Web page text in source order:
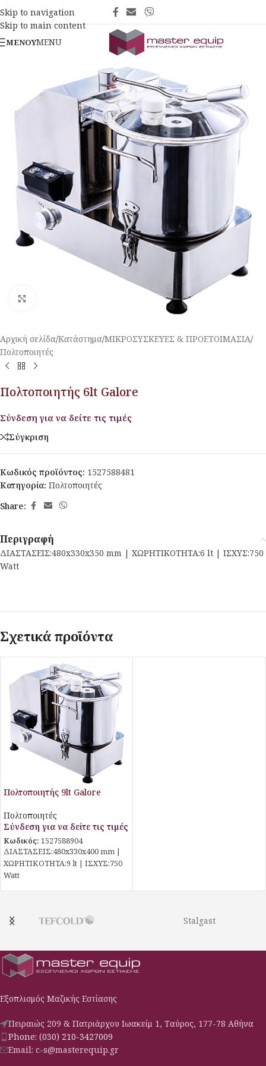
Skip to navigation
Skip to main content
ΜΕΝΟΎMENU
Αρχική σελίδα/Κατάστημα/ΜΙΚΡΟΣΥΣΚΕΥΕΣ & ΠΡΟΕΤΟΙΜΑΣΙΑ/
Πολτοποιητές
Πολτοποιητής 6lt Galore
Σύνδεση για να δείτε τις τιμές
Σύγκριση
Κωδικός προϊόντος: 1527588481
Κατηγορία: Πολτοποιητές
Share:
Περιγραφή
ΔΙΑΣΤΑΣΕΙΣ:480x330x350 mm | ΧΩΡΗΤΙΚΟΤΗΤΑ:6 lt | ΙΣΧΥΣ:750
Watt
Σχετικά προϊόντα
Πολτοποιητής 9lt Galore
Πολτοποιητές
Σύνδεση για να δείτε τις τιμές
Κωδικός: 1527588904
ΔΙΑΣΤΑΣΕΙΣ:480x330x400 mm |
ΧΩΡΗΤΙΚΟΤΗΤΑ:9 lt | ΙΣΧΥΣ:750
Watt
Stalgast
Εξοπλισμός Μαζικής Εστίασης
Πειραιώς 209 & Πατριάρχου Ιωακείμ 1, Ταύρος, 177-78 Αθήνα
Phone: (030) 210-3427009
Email: c-s@masterequip.gr